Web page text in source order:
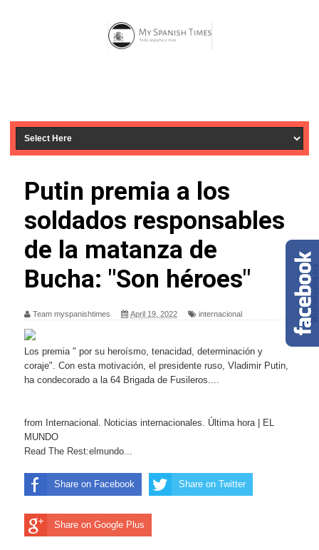
Putin premia a los
soldados responsables
de la matanza de
Bucha: "Son héroes"
Team myspanishtimes April 19, 2022 internacional
Los premia " por su heroísmo, tenacidad, determinación y
coraje". Con esta motivación, el presidente ruso, Vladimir Putin,
ha condecorado a la 64 Brigada de Fusileros....
from Internacional. Noticias internacionales. Última hora | EL
MUNDO
Read The Rest:elmundo...
Share on Facebook Share on Twitter
Share on Google Plus